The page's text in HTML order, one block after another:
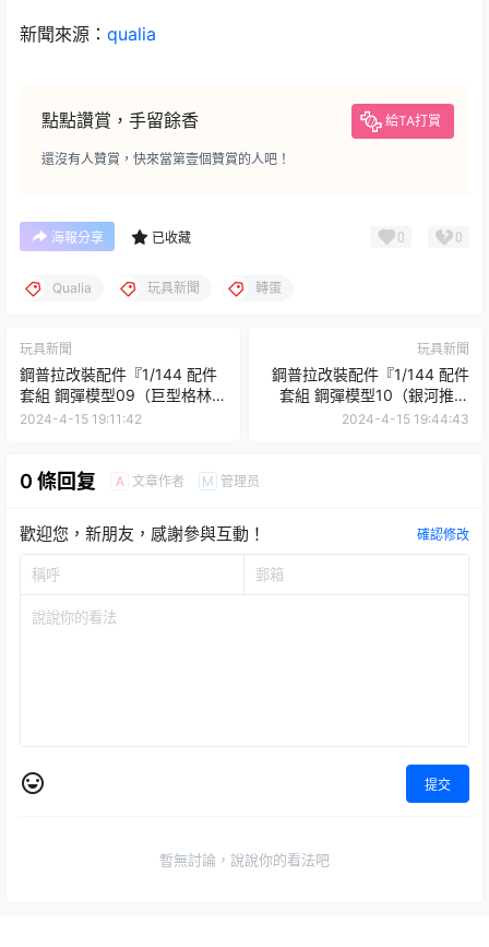
新聞來源： qualia
點點讚賞，手留餘香 給TA打賞
還沒有人贊賞，快來當第壹個贊賞的人吧！
海報分享 已收藏 0 0
Qualia 玩具新聞 轉蛋
玩具新聞
鋼普拉改裝配件『1/144 配件
套組 鋼彈模型09（巨型格林機
砲）』預計 07 月發售！
2024-4-15 19:11:42
玩具新聞
鋼普拉改裝配件『1/144 配件
套組 鋼彈模型10（銀河推進
機）』預計 07 月發售！
2024-4-15 19:44:43
0 條回复 A 文章作者 M 管理员
歡迎您，新朋友，感謝參與互動！ 確認修改
提交
暫無討論，說說你的看法吧